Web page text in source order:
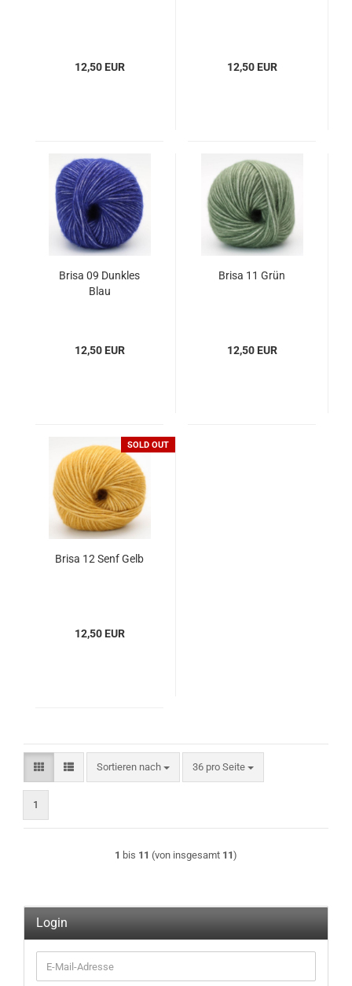
12,50 EUR 12,50 EUR
Brisa 09 Dunkles
Blau
12,50 EUR
Brisa 11 Grün
12,50 EUR
SOLD OUT
Brisa 12 Senf Gelb
12,50 EUR
Sortieren nach
Sortieren nach 36 pro Seite
pro Seite
1
1 bis 11 (von insgesamt 11)
Login
E-
Mail-